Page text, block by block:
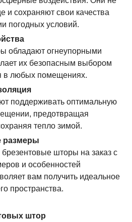
и сохраняют свои качества
погодных условий.
обладают огнеупорными
их безопасным выбором
в любых помещениях.
поддерживать оптимальную
предотвращая
тепло зимой.
размеры
шторы на заказ с
и особенностей
вам получить идеальное
пространства.
штор